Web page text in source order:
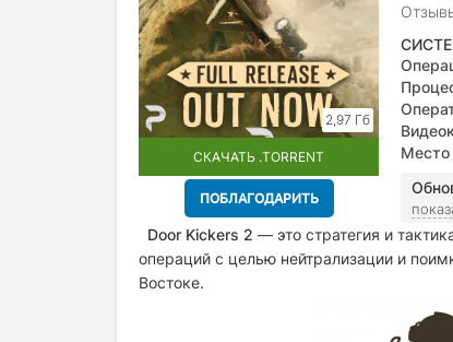
2,97 Гб
СКАЧАТЬ .TORRENT
ПОБЛАГОДАРИТЬ
Место
Door Kickers 2 — это стратегия и
операций с целью нейтрализации и
Востоке.